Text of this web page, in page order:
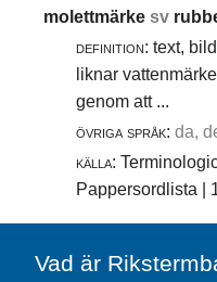
molettmärkesv
definition: text,
liknar
genom att ...
övriga språk: da,
källa:
Pappersordlista |
Vad är